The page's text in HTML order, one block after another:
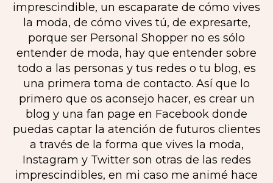
imprescindible, un escaparate de cómo vives
la moda, de cómo vives tú, de expresarte,
porque ser Personal Shopper no es sólo
entender de moda, hay que entender sobre
todo a las personas y tus redes o tu blog, es
una primera toma de contacto. Así que lo
primero que os aconsejo hacer, es crear un
blog y una fan page en Facebook donde
puedas captar la atención de futuros clientes
a través de la forma que vives la moda,
Instagram y Twitter son otras de las redes
imprescindibles, en mi caso me animé hace